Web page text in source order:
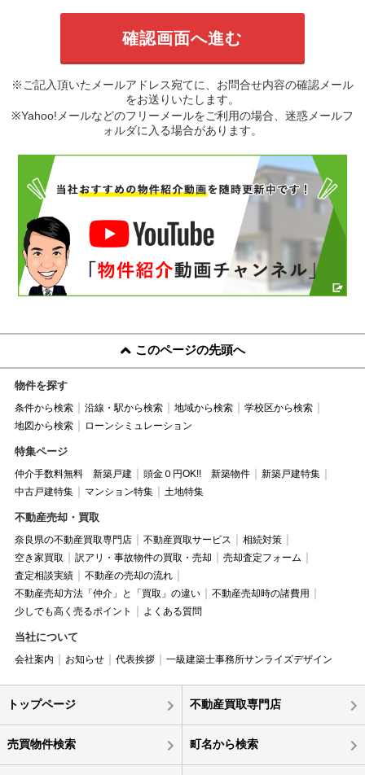
※ご記入頂いたメールアドレス宛てに、お問合せ内容の確認メール
をお送りいたします。
※Yahoo!メールなどのフリーメールをご利用の場合、迷惑メールフ
ォルダに入る場合があります。
このページの先頭へ
物件を探す
条件から検索 沿線・駅から検索 地域から検索
学校区から検索
地図から検索
ローンシミュレーション
特集ページ
仲介手数料無料 新築戸建 頭金０円OK!! 新築物件
新築戸建特集
中古戸建特集
マンション特集 土地特集
不動産売却・買取
奈良県の不動産買取専門店 不動産買取サービス
相続対策
空き家買取
訳アリ・事故物件の買取・売却
売却査定フォーム
査定相談実績
不動産の売却の流れ
不動産売却方法「仲介」と「買取」の違い
不動産売却時の諸費用
少しでも高く売るポイント
よくある質問
当社について
会社案内 お知らせ 代表挨拶 一級建築士事務所サンライズデザイン
トップページ 不動産買取専門店
売買物件検索 町名から検索